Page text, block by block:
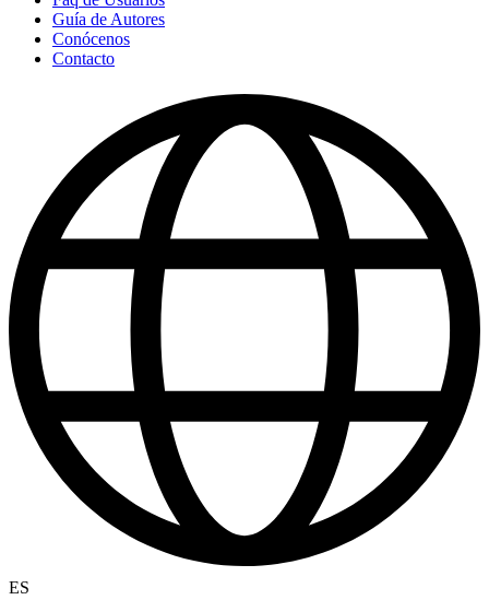
Guía de Autores
Conócenos
Contacto
ES